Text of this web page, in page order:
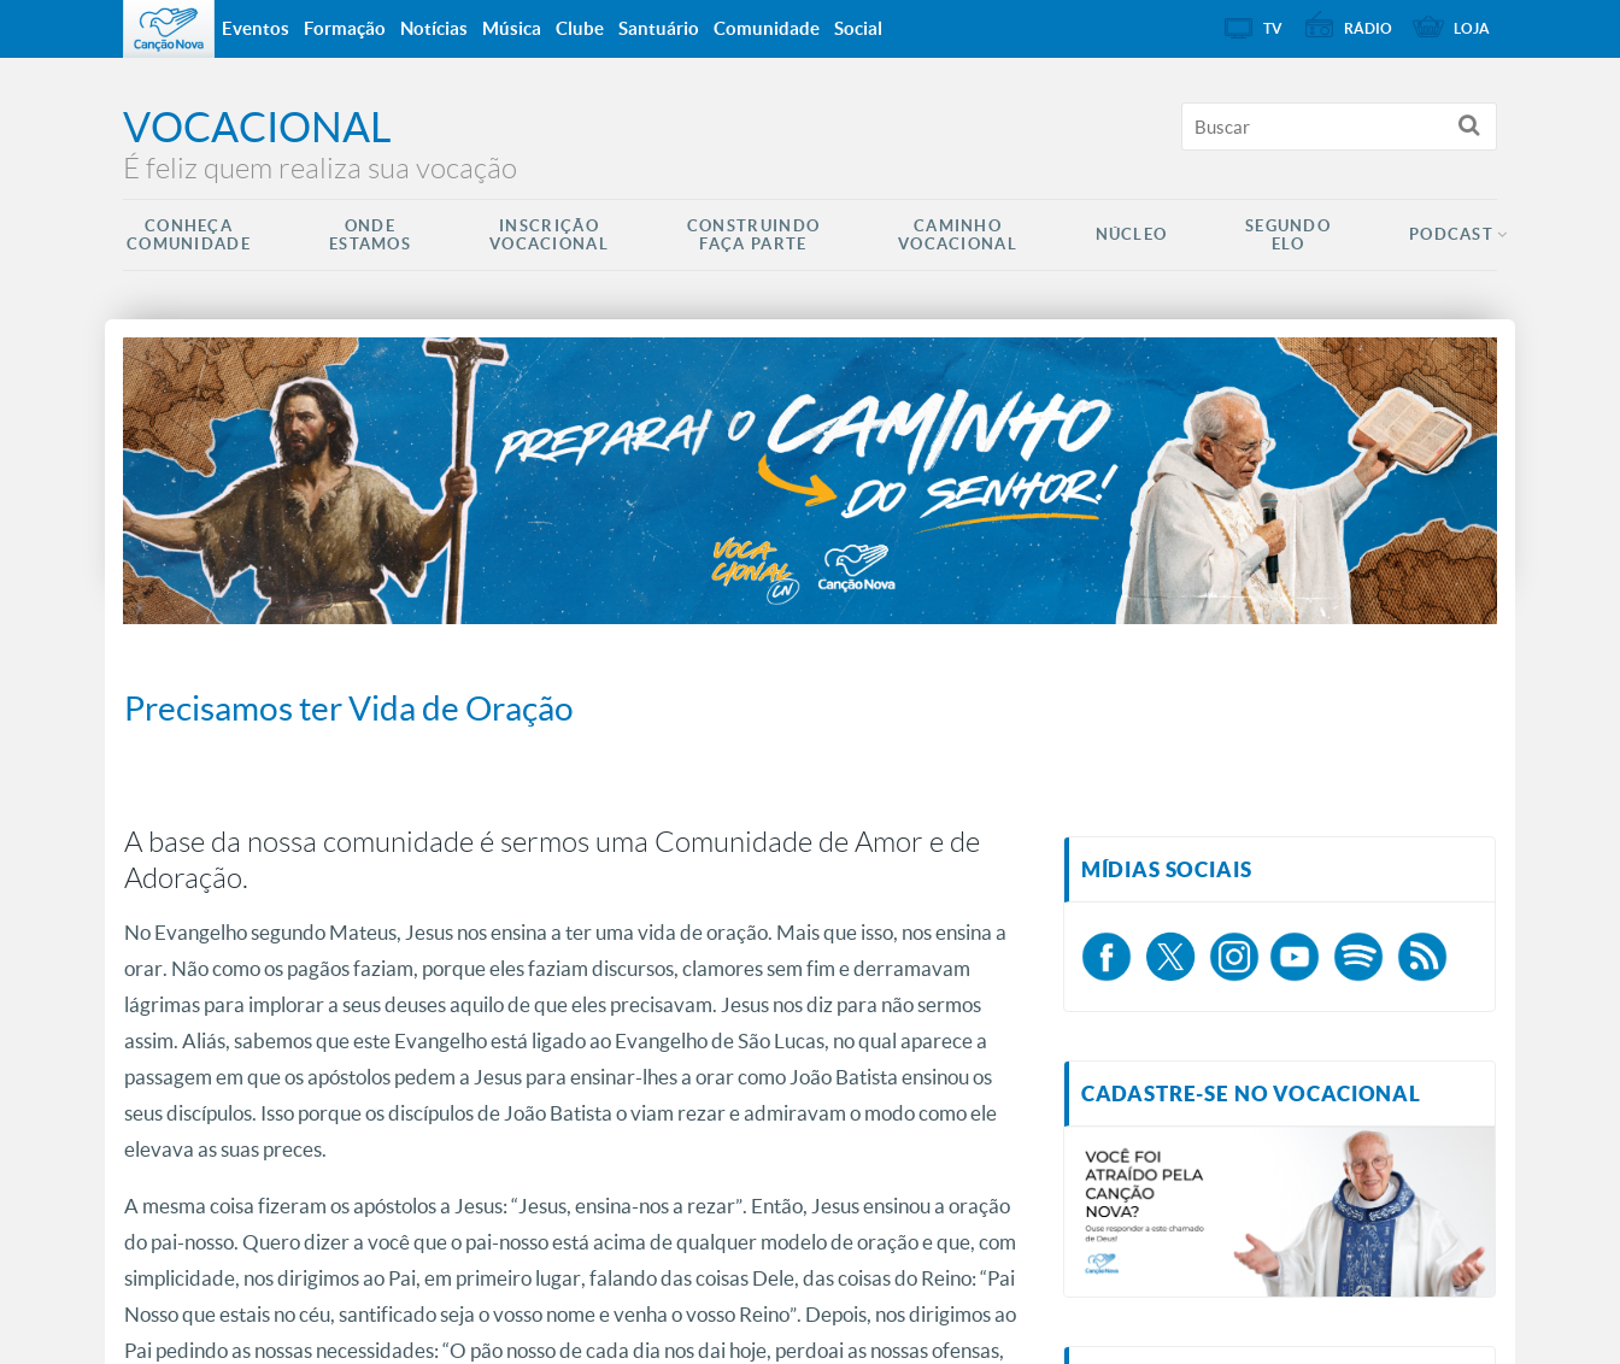
VOCACIONAL
É feliz quem realiza sua vocação
CONHEÇA
COMUNIDADE
ONDE
ESTAMOS
INSCRIÇÃO
VOCACIONAL
CONSTRUINDO
FAÇA PARTE
CAMINHO
VOCACIONAL
NÚCLEO
SEGUNDO
ELO
PODCAST
Precisamos ter Vida de Oração
A base da nossa comunidade é sermos uma Comunidade de Amor e de
Adoração.
No Evangelho segundo Mateus, Jesus nos ensina a ter uma vida de oração. Mais que isso, nos ensina a
orar. Não como os pagãos faziam, porque eles faziam discursos, clamores sem fim e derramavam
lágrimas para implorar a seus deuses aquilo de que eles precisavam. Jesus nos diz para não sermos
assim. Aliás, sabemos que este Evangelho está ligado ao Evangelho de São Lucas, no qual aparece a
passagem em que os apóstolos pedem a Jesus para ensinar-lhes a orar como João Batista ensinou os
seus discípulos. Isso porque os discípulos de João Batista o viam rezar e admiravam o modo como ele
elevava as suas preces.
A mesma coisa fizeram os apóstolos a Jesus: “Jesus, ensina-nos a rezar”. Então, Jesus ensinou a oração
do pai-nosso. Quero dizer a você que o pai-nosso está acima de qualquer modelo de oração e que, com
simplicidade, nos dirigimos ao Pai, em primeiro lugar, falando das coisas Dele, das coisas do Reino: “Pai
Nosso que estais no céu, santificado seja o vosso nome e venha o vosso Reino”. Depois, nos dirigimos ao
Pai pedindo as nossas necessidades: “O pão nosso de cada dia nos dai hoje, perdoai as nossas ofensas,
MÍDIAS SOCIAIS
CADASTRE-SE NO VOCACIONAL
Eventos Formação Notícias Música Clube Santuário Comunidade Social TV RÁDIO LOJA